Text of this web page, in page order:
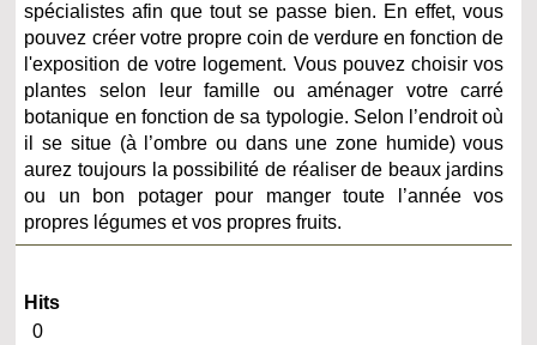
spécialistes afin que tout se passe bien. En effet, vous
pouvez créer votre propre coin de verdure en fonction de
l'exposition de votre logement. Vous pouvez choisir vos
plantes selon leur famille ou aménager votre carré
botanique en fonction de sa typologie. Selon l’endroit où
il se situe (à l’ombre ou dans une zone humide) vous
aurez toujours la possibilité de réaliser de beaux jardins
ou un bon potager pour manger toute l’année vos
propres légumes et vos propres fruits.
Hits
0